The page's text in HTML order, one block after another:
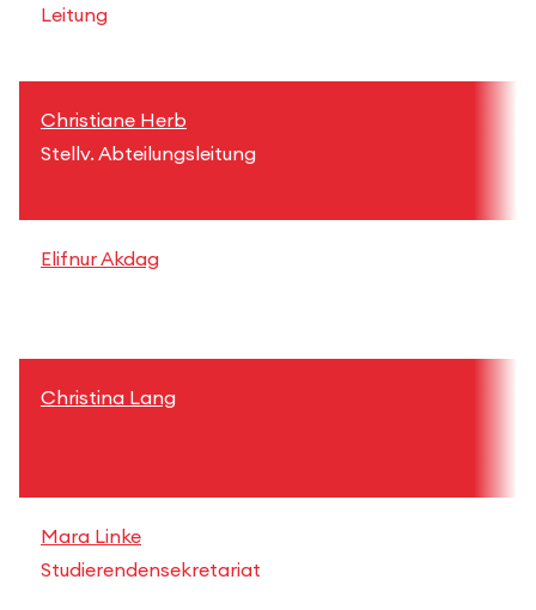
Leitung
Christiane Herb
Stellv. Abteilungsleitung
Elifnur Akdag
Christina Lang
Mara Linke
Studierendensekretariat